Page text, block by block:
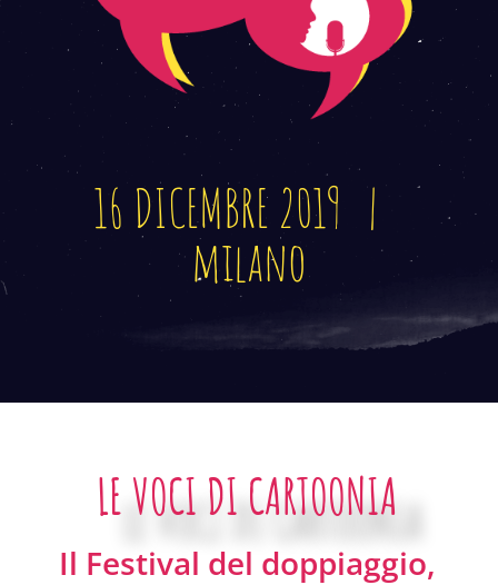
16 DICEMBRE 2019 |
milano
LE VOCI DI CARTOONIA
Il Festival del doppiaggio,